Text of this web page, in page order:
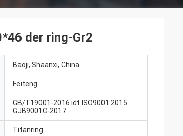
der ring-Gr2
Baoji, Shaanxi, China
Feiteng
GB/T19001-2016 idt ISO9001:2015
GJB9001C-2017
Titanring